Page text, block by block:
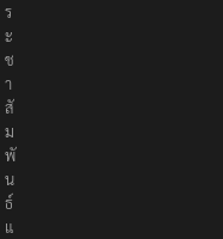
ร
ะ
ช
า
สั
ม
พั
น
ธ์
แ